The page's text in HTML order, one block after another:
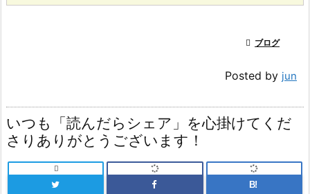
 ブログ
Posted by jun
いつも「読んだらシェア」を心掛けてくだ
さりありがとうございます！

B!